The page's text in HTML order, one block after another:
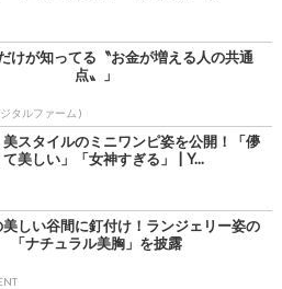
けが知ってる〝お金が増える人の共通
点〟」
タルファーム )
スタイルのミニワンピ姿を公開！「儚
て美しい」「女神すぎる」 | Y...
しい谷間に釘付け！ランジェリー姿の
「ナチュラル美胸」を披露